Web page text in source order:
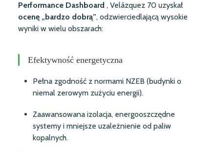
Performance Dashboard, Velázquez 70 uzyskał
ocenę „bardzo dobrą”, odzwierciedlającą wysokie
wyniki w wielu obszarach:
Efektywność energetyczna
Pełna zgodność z normami NZEB (budynki o
niemal zerowym zużyciu energii).
Zaawansowana izolacja, energooszczędne
systemy i mniejsze uzależnienie od paliw
kopalnych.